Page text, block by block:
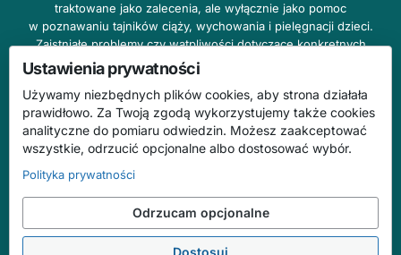
traktowane jako zalecenia, ale wyłącznie jako pomoc
w poznawaniu tajników ciąży, wychowania i pielęgnacji dzieci.
Zaistniałe problemy czy wątpliwości dotyczące konkretnych
przypadków należy bezzwłocznie konsultować z prowadzącym
lekarzem ginekologiem lub innym stosownym specjalistą w danej
dziedzinie. DOBRY DOM nie odpowiada za treść reklam,
nie ponosi również żadnych konsekwencji prawnych ani
odpowiedzialności za następstwa mogące wyniknąć na skutek
zastosowania podanych informacji bez wcześniejszej konsultacji
Na stronie abcdobrejmamy.pl mogą występować wpisy
o charakterze reklamowym.
Ustawienia prywatności
Używamy niezbędnych plików cookies, aby strona działała
prawidłowo. Za Twoją zgodą wykorzystujemy także cookies
analityczne do pomiaru odwiedzin. Możesz zaakceptować
wszystkie, odrzucić opcjonalne albo dostosować wybór.
Polityka prywatności
Odrzucam opcjonalne
Dostosuj